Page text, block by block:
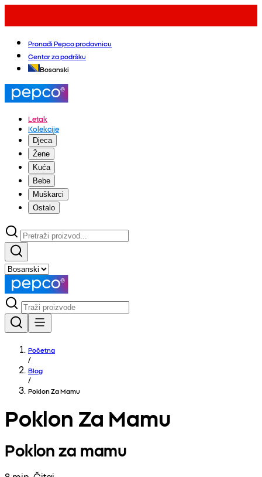
Pronađi Pepco prodavnicu
Centar za podršku
Bosanski
Letak
Kolekcije
Djeca
Žene
Kuća
Bebe
Muškarci
Ostalo
Početna
/
Blog
/
Poklon Za Mamu
Poklon Za Mamu
Poklon za mamu